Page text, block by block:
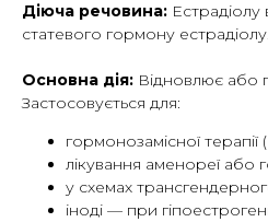
Діюча речовина:
статевого гормону естрадіолу.
Основна дія: Відновлює або
Застосовується для:
гормонозамісної
лікування аменореї
у схемах
іноді — при